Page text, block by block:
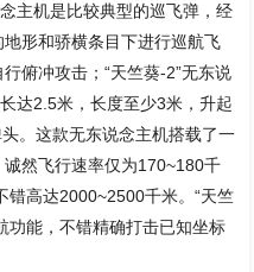
主机是比较典型的巡飞弹，经
形和骄横条目下进行巡航飞
俯冲攻击；“天竺葵-2”无东说
达2.5米，长度至少3米，升起
。这款无东说念主机搭载了一
然飞行速率仅为170~180千
错高达2000~2500千米。“天竺
功能，不错精确打击已知坐标